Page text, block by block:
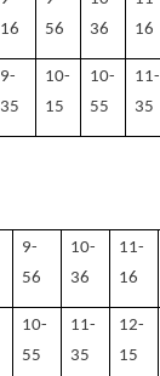
16
56
36
16
9-
35
10-
15
10-
55
11-
35
9-
56
10-
36
11-
16
10-
55
11-
35
12-
15